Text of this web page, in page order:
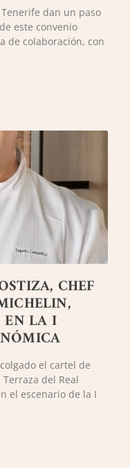
Tenerife dan un paso
este convenio
de colaboración, con
CHEF
EN LA I
el cartel de
del Real
el escenario de la I